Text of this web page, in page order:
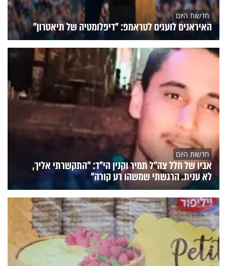
חדשות היום
האיראנים לועגים לטראמפ: "דיפלומטיה של תיאטרון"
חדשות היום
אביו של חלל צה"ל תמיר וקנין הי"ד: "התקשרתי אליך,
לא ענית. הרגשתי שמשהו רע קורה"